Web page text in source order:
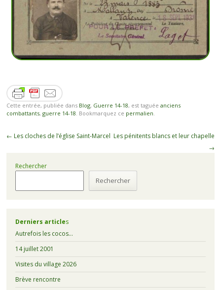
Cette entrée, publiée dans Blog, Guerre 14-18, est taguée anciens
combattants, guerre 14-18. Bookmarquez ce permalien.
← Les cloches de l’église Saint-Marcel Les pénitents blancs et leur chapelle
→
Rechercher
Rechercher
Derniers articles
Autrefois les cocos…
14 juillet 2001
Visites du village 2026
Brève rencontre